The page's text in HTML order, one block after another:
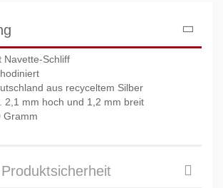
Navette-Schliff
aus recyceltem Silber
2,1 mm hoch und 1,2 mm breit
Gramm